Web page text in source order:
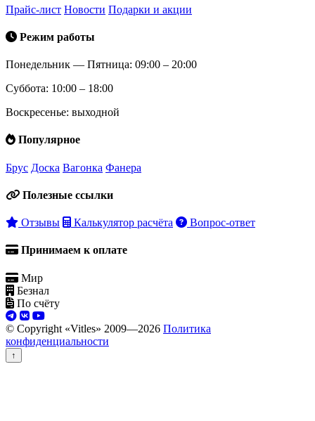
Прайс-лист Новости Подарки и акции
Режим работы
Понедельник — Пятница: 09:00 – 20:00
Суббота: 10:00 – 18:00
Воскресенье: выходной
Популярное
Брус Доска Вагонка Фанера
Полезные ссылки
Отзывы Калькулятор расчёта Вопрос-ответ
Принимаем к оплате
Мир
Безнал
По счёту
© Copyright «Vitles» 2009—2026 Политика
конфиденциальности
↑